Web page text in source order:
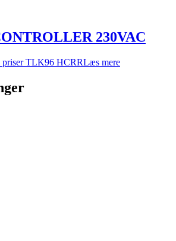
230VAC
TLK96 HCRRLæs mere